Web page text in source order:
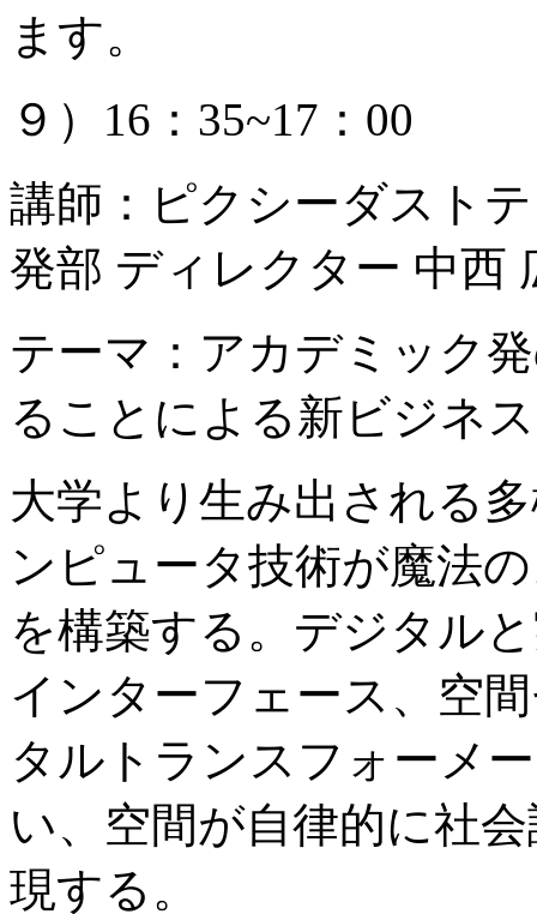
ます。
９）16：35~17：00
講師：ピクシーダスト
発部 ディレクター 中西
テーマ：アカデミック
ることによる新ビジネ
大学より生み出される
ンピュータ技術が魔法
を構築する。デジタル
インターフェース、空
タルトランスフォーメ
い、空間が自律的に社
現する。